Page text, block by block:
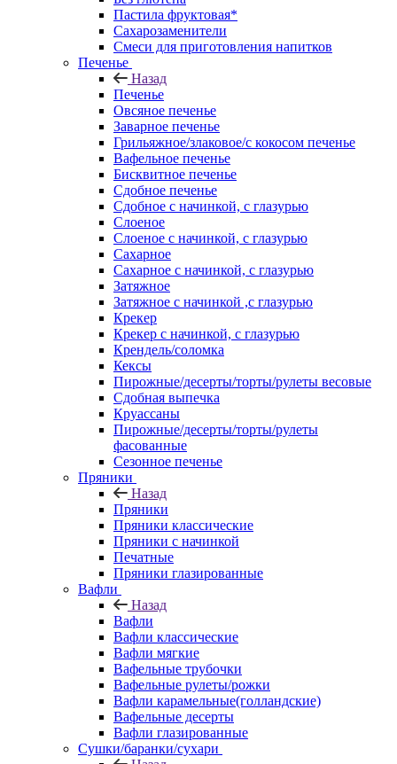
Пастила фруктовая*
Сахарозаменители
Смеси для приготовления напитков
Печенье
Назад
Печенье
Овсяное печенье
Заварное печенье
Грильяжное/злаковое/с кокосом печенье
Вафельное печенье
Бисквитное печенье
Сдобное печенье
Сдобное с начинкой, с глазурью
Слоеное
Слоеное с начинкой, с глазурью
Сахарное
Сахарное с начинкой, с глазурью
Затяжное
Затяжное с начинкой ,с глазурью
Крекер
Крекер с начинкой, с глазурью
Крендель/соломка
Кексы
Пирожные/десерты/торты/рулеты весовые
Сдобная выпечка
Круассаны
Пирожные/десерты/торты/рулеты
фасованные
Сезонное печенье
Пряники
Назад
Пряники
Пряники классические
Пряники с начинкой
Печатные
Пряники глазированные
Вафли
Назад
Вафли
Вафли классические
Вафли мягкие
Вафельные трубочки
Вафельные рулеты/рожки
Вафли карамельные(голландские)
Вафельные десерты
Вафли глазированные
Сушки/баранки/сухари